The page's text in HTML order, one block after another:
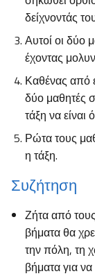
δείχνοντάς
Αυτοί οι δύο
έχοντας
Καθένας από
δύο μαθητές
τάξη να είναι
Ρώτα τους
η τάξη.
Συζήτηση
Ζήτα από
βήματα θα
την πόλη, τη
βήματα για